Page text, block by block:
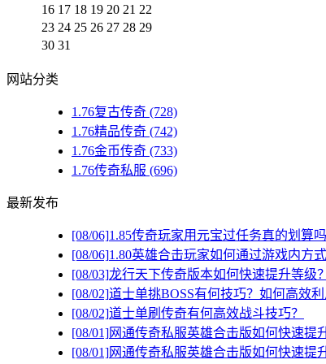
16 17 18 19 20 21 22
23 24 25 26 27 28 29
30 31
网站分类
1.76复古传奇 (728)
1.76精品传奇 (742)
1.76金币传奇 (733)
1.76传奇私服 (696)
最新发布
[08/06]1.85传奇玩家用元宝过任务真的划算
[08/06]1.80英雄合击玩家如何通过游戏内方
[08/03]龙行天下传奇版本如何快速提升等级？
[08/02]道士单挑BOSS有何技巧？如何高效
[08/02]道士单刷传奇有何高效战斗技巧？
[08/01]网通传奇私服英雄合击版如何快速提
[08/01]网通传奇私服英雄合击版如何快速提